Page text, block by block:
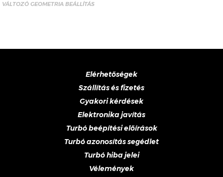
VÁLTOZÓ GEOMETRIA BEÁLLÍTÁS
Elérhetőségek
Szállítás és fizetés
Gyakori kérdések
Elektronika javítás
Turbó beépítési előírások
Turbó azonosítás segédlet
Turbó hiba jelei
Vélemények